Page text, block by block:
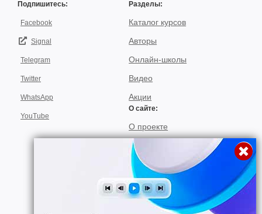
Подпишитесь:
Facebook
Signal
Telegram
Twitter
WhatsApp
YouTube
Разделы:
Каталог курсов
Авторы
Онлайн-школы
Видео
Акции
О сайте:
О проекте
Для авторов
Договор пользования
Использование материалов
Подписка